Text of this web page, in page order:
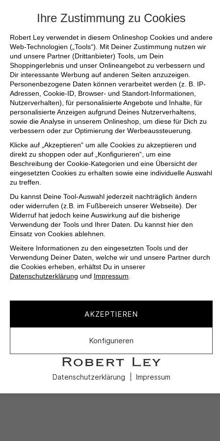
Ihre Zustimmung zu Cookies
Robert Ley verwendet in diesem Onlineshop Cookies und andere
Web-Technologien („Tools“). Mit Deiner Zustimmung nutzen wir
und unsere Partner (Drittanbieter) Tools, um Dein
Shoppingerlebnis und unser Onlineangebot zu verbessern und
Dir interessante Werbung auf anderen Seiten anzuzeigen.
Personenbezogene Daten können verarbeitet werden (z. B. IP-
Adressen, Cookie-ID, Browser- und Standort-Informationen,
Nutzerverhalten), für personalisierte Angebote und Inhalte, für
personalisierte Anzeigen aufgrund Deines Nutzerverhaltens,
sowie die Analyse in unserem Onlineshop, um diese für Dich zu
verbessern oder zur Optimierung der Werbeaussteuerung.
Klicke auf „Akzeptieren“ um alle Cookies zu akzeptieren und
direkt zu shoppen oder auf „Konfigurieren“, um eine
Beschreibung der Cookie-Kategorien und eine Übersicht der
eingesetzten Cookies zu erhalten sowie eine individuelle Auswahl
zu treffen.
Du kannst Deine Tool-Auswahl jederzeit nachträglich ändern
oder widerrufen (z.B. im Fußbereich unserer Webseite). Der
Widerruf hat jedoch keine Auswirkung auf die bisherige
Verwendung der Tools und Ihrer Daten. Du kannst hier den
Einsatz von Cookies ablehnen.
Weitere Informationen zu den eingesetzten Tools und der
Verwendung Deiner Daten, welche wir und unsere Partner durch
die Cookies erheben, erhältst Du in unserer
Datenschutzerklärung und Impressum.
AKZEPTIEREN
Konfigurieren
Datenschutzerklärung Impressum